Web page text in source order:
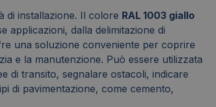
di installazione. Il colore RAL 1003 giallo
applicazioni, dalla delimitazione di
una soluzione conveniente per coprire
e la manutenzione. Può essere utilizzata
di transito, segnalare ostacoli, indicare
di pavimentazione, come cemento,